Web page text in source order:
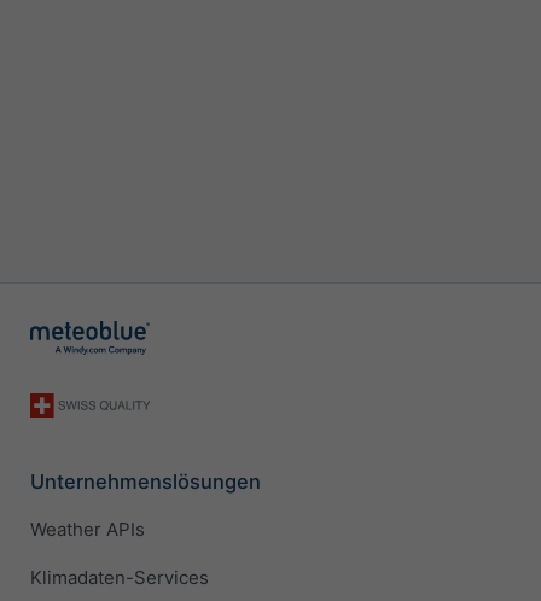
Unternehmenslösungen
Weather APIs
Klimadaten-Services